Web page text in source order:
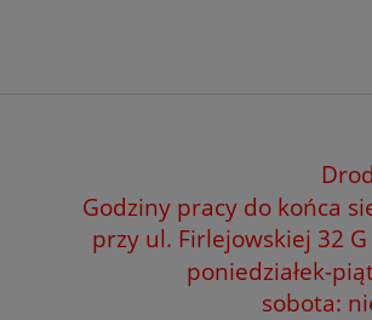
Godziny pracy do końca
przy ul. Firlejowskiej 32 G
poniedziałek-
sobota: